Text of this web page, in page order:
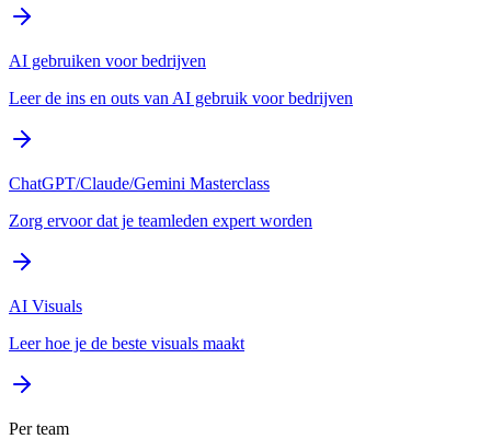
AI gebruiken voor bedrijven
Leer de ins en outs van AI gebruik voor bedrijven
ChatGPT/Claude/Gemini Masterclass
Zorg ervoor dat je teamleden expert worden
AI Visuals
Leer hoe je de beste visuals maakt
Per team